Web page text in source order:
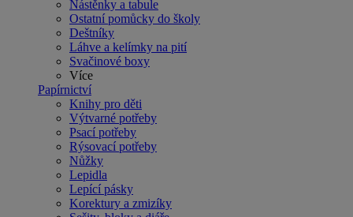
Nástěnky a tabule
Ostatní pomůcky do školy
Deštníky
Láhve a kelímky na pití
Svačinové boxy
Více
Papírnictví
Knihy pro děti
Výtvarné potřeby
Psací potřeby
Rýsovací potřeby
Nůžky
Lepidla
Lepící pásky
Korektury a zmizíky